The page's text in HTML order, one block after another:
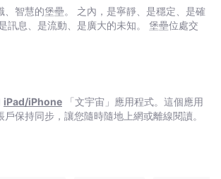
合資格的眾皇子：看似大勢所歸、成功在
的東海王；從邊界與匈奴談判回來、剛剛嶄
將軍韓孺子，以及第四位競爭「候選人」！
者、朝廷大臣、皇族權貴、江湖人、望氣者，
書人」。 各方勢力都在首鼠兩
孺子手上籌碼最少。沒有「實力」，只有智
像剛剛打了一場勝仗，「倦侯應該高興，水
、智慧的堡壘。 之內，是寧靜、是穩定、是確
訊息、是流動、是廣大的未知。 堡壘位處交
iPad/iPhone 「文宇宙」應用程式。這個應用
保持同步，讓您隨時隨地上網或離線閱讀。